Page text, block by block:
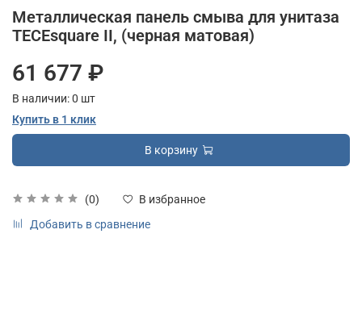
Металлическая панель смыва для унитаза
TECEsquare II, (черная матовая)
(0)
В избранное
Добавить в сравнение
61 677 ₽
В наличии:0 шт
Купить в 1 клик
В корзину